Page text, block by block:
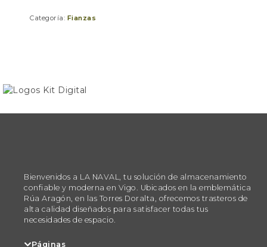
Categoría: Fianzas
Bienvenidos a LA NAVAL, tu solución de almacenamiento
confiable y moderna en Vigo. Ubicados en la emblemática
Rúa Aragón, en las Torres Doralta, ofrecemos trasteros de
alta calidad diseñados para satisfacer todas tus
necesidades de espacio.
Páginas